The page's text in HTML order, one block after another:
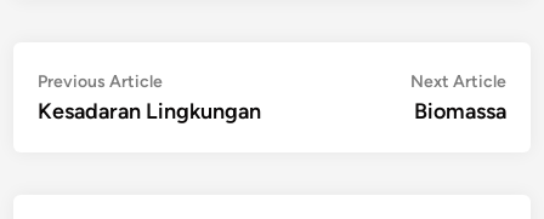
Navigasi
pos
Previous ArticlePrevious
article:
Kesadaran Lingkungan
Next Article
Biomassa